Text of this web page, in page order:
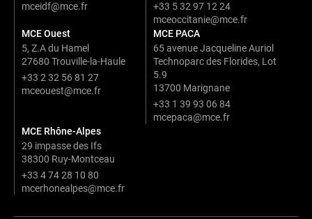
mceidf@mce.fr
+33 5 32 97 12 24
mceoccitanie@mce.fr
MCE Ouest
5, Z.A du Hamel
27680 Trouville-la-Haule
+33 2 32 56 81 27
mceouest@mce.fr
MCE PACA
65 avenue Jacqueline Auriol
Technoparc des Florides, Lot
5.9
13700 Marignane
+33 1 39 93 06 84
mcepaca@mce.fr
MCE Rhône-Alpes
29 impasse des Ifs
38300 Ruy-Montceau
+33 4 74 28 10 80
mcerhonealpes@mce.fr